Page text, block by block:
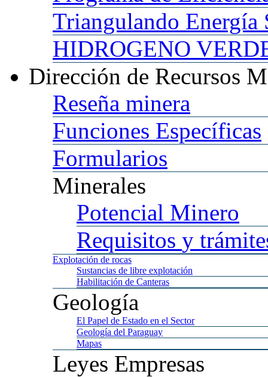
Triangulando Energía
HIDROGENO
Dirección de Recursos
Reseña minera
Funciones Específicas
Formularios
Minerales
Potencial Minero
Requisitos y
Explotación de rocas
Sustancias de libre explotación
Habilitación de Canteras
Geología
El Papel de Estado en el Sector
Geología del Paraguay
Mapas
Leyes Empresas